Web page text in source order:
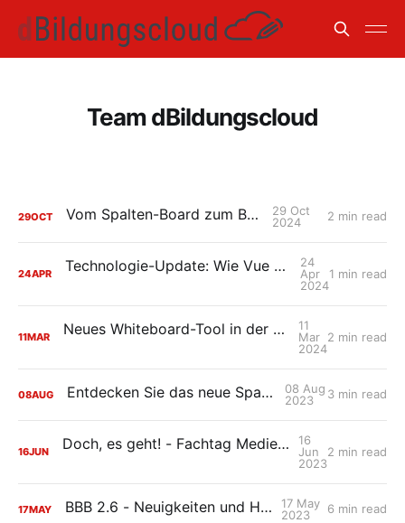
Team dBildungscloud
29OCT Vom Spalten-Board zum Bereich
29 Oct
2024
2 min read
24APR Technologie-Update: Wie Vue 3 unsere Cloud verbessert
24
Apr
2024
1 min read
11MAR Neues Whiteboard-Tool in der dBildungscloud: tldraw jetzt ausprobieren 💪
11
Mar
2024
2 min read
08AUG Entdecken Sie das neue Spalten-Board!
08 Aug
2023
3 min read
16JUN Doch, es geht! - Fachtag Medienbildung in Thüringen setzt Impulse für Veränderung im Schulwesen
16
Jun
2023
2 min read
17MAY BBB 2.6 - Neuigkeiten und Highlights!
17 May
2023
6 min read